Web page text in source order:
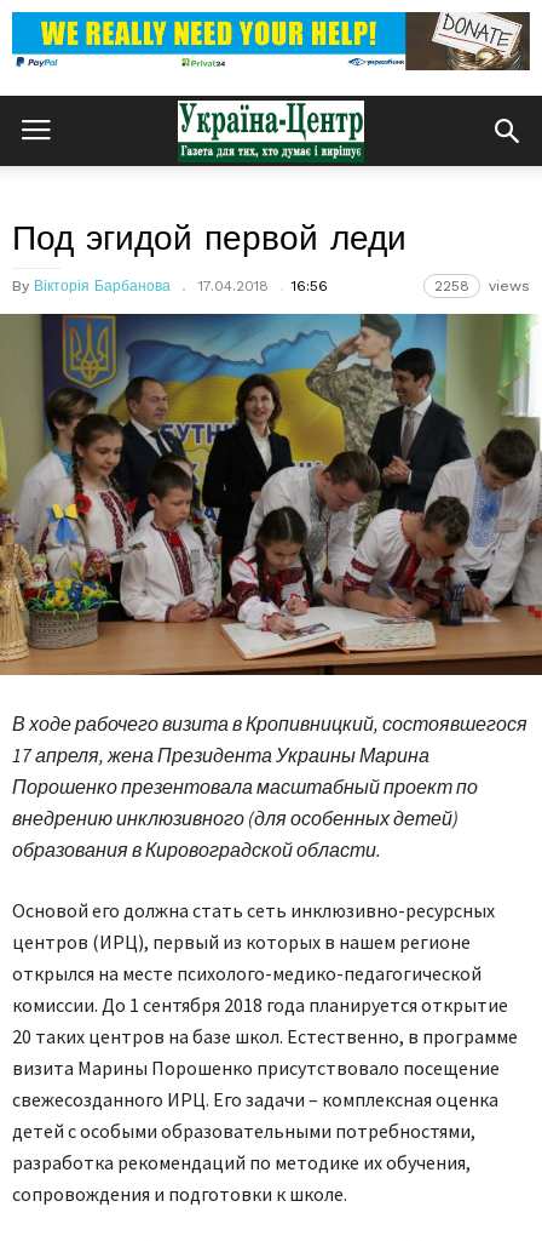
Под эгидой первой леди
By Вікторія Барбанова 17.04.2018 16:56 2258 views
В ходе рабочего визита в Кропивницкий, состоявшегося
17 апреля, жена Президента Украины Марина
Порошенко презентовала масштабный проект по
внедрению инклюзивного (для особенных детей)
образования в Кировоградской области.
Основой его должна стать сеть инклюзивно-ресурсных
центров (ИРЦ), первый из которых в нашем регионе
открылся на месте психолого-медико-педагогической
комиссии. До 1 сентября 2018 года планируется открытие
20 таких центров на базе школ. Естественно, в программе
визита Марины Порошенко присутствовало посещение
свежесозданного ИРЦ. Его задачи – комплексная оценка
детей с особыми образовательными потребностями,
разработка рекомендаций по методике их обучения,
сопровождения и подготовки к школе.